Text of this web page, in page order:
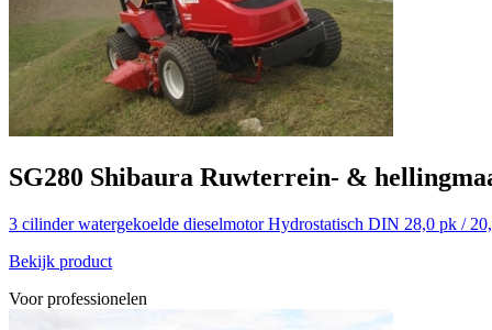
SG280 Shibaura Ruwterrein- &
3 cilinder watergekoelde dieselmotorHydrostatisch DIN 28,0 pk /
Bekijk product
Voor professionelen